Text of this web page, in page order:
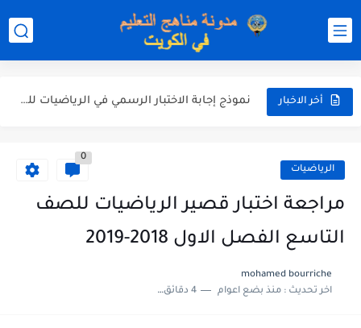
أخر الاخبار
نموذج إجابة الاختبار الرسمي في التربية الاسلامية للصف العاشر الفترة...
نموذج إجابة الاختبار الرسمي في الرياضيات للصف العاشر الفترة الثانية...
مذكرة شاملة في القران الكريم للصف الثاني عشر الفصل الثاني... الرياضيات
0
مراجعة اختبار قصير الرياضيات للصف
التاسع الفصل الاول 2018-2019
mohamed bourriche
اخر تحديث :منذ بضع اعوام 4 دقائق للقراءة